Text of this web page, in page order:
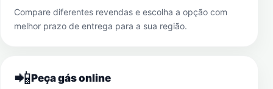
Compare diferentes revendas e escolha a opção com
melhor prazo de entrega para a sua região.
📲Peça gás online